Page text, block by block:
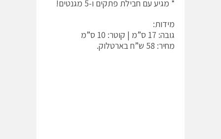
* מגיע עם חבילת פתקים ו-5 מגנטים!
מידות:
גובה: 17 ס”מ | קוטר: 10 ס”מ
מחיר: 58 ש”ח בארטלוק.